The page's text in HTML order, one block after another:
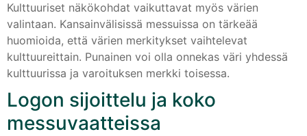
Kulttuuriset näkökohdat vaikuttavat myös värien
valintaan. Kansainvälisissä messuissa on tärkeää
huomioida, että värien merkitykset vaihtelevat
kulttuureittain. Punainen voi olla onnekas väri yhdessä
kulttuurissa ja varoituksen merkki toisessa.
Logon sijoittelu ja koko
messuvaatteissa